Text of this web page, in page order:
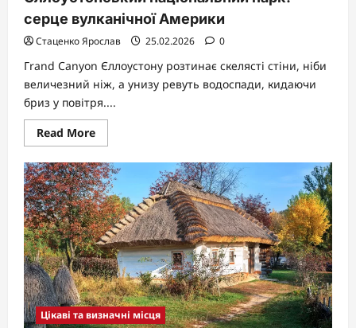
серце вулканічної Америки
Стаценко Ярослав 25.02.2026 0
Гrand Canyon Єллоустону розтинає скелясті стіни, ніби
величезний ніж, а унизу ревуть водоспади, кидаючи
бриз у повітря....
Read MoreRead
more
Єллоустонський
національний
парк:
серце
вулканічної
Америки
Цікаві та визначні місця